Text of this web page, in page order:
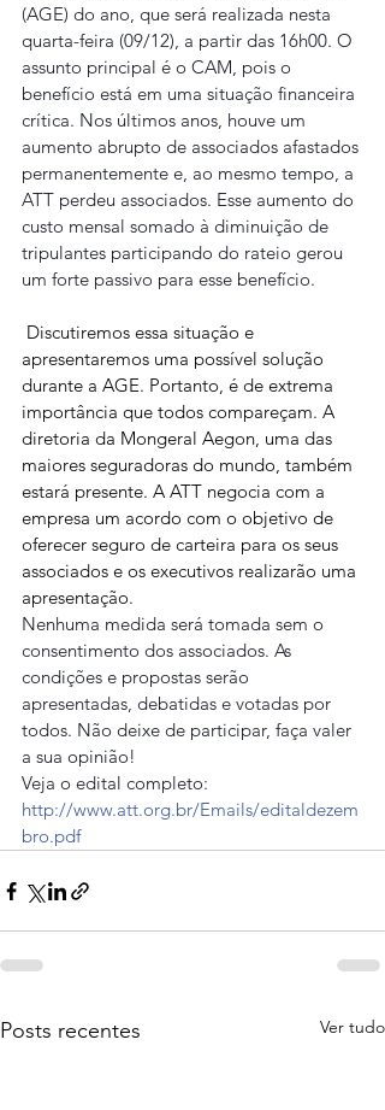
(AGE) do ano, que será realizada nesta
quarta-feira (09/12), a partir das 16h00. O
assunto principal é o CAM, pois o
benefício está em uma situação financeira
crítica. Nos últimos anos, houve um
aumento abrupto de associados afastados
permanentemente e, ao mesmo tempo, a
ATT perdeu associados. Esse aumento do
custo mensal somado à diminuição de
tripulantes participando do rateio gerou
um forte passivo para esse benefício.
Discutiremos essa situação e
apresentaremos uma possível solução
durante a AGE. Portanto, é de extrema
importância que todos compareçam. A
diretoria da Mongeral Aegon, uma das
maiores seguradoras do mundo, também
estará presente. A ATT negocia com a
empresa um acordo com o objetivo de
oferecer seguro de carteira para os seus
associados e os executivos realizarão uma
apresentação.
Nenhuma medida será tomada sem o
consentimento dos associados. As
condições e propostas serão
apresentadas, debatidas e votadas por
todos. Não deixe de participar, faça valer
a sua opinião!
Veja o edital completo:
http://www.att.org.br/Emails/editaldezem
bro.pdf
Posts recentes Ver tudo